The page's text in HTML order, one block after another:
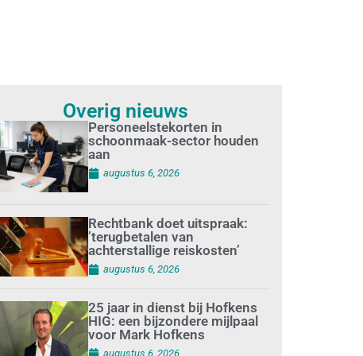
Overig nieuws
Personeelstekorten in
schoonmaak-sector houden
aan
augustus 6, 2026
Rechtbank doet uitspraak:
’terugbetalen van
achterstallige reiskosten’
augustus 6, 2026
25 jaar in dienst bij Hofkens
HIG: een bijzondere mijlpaal
voor Mark Hofkens
augustus 6, 2026